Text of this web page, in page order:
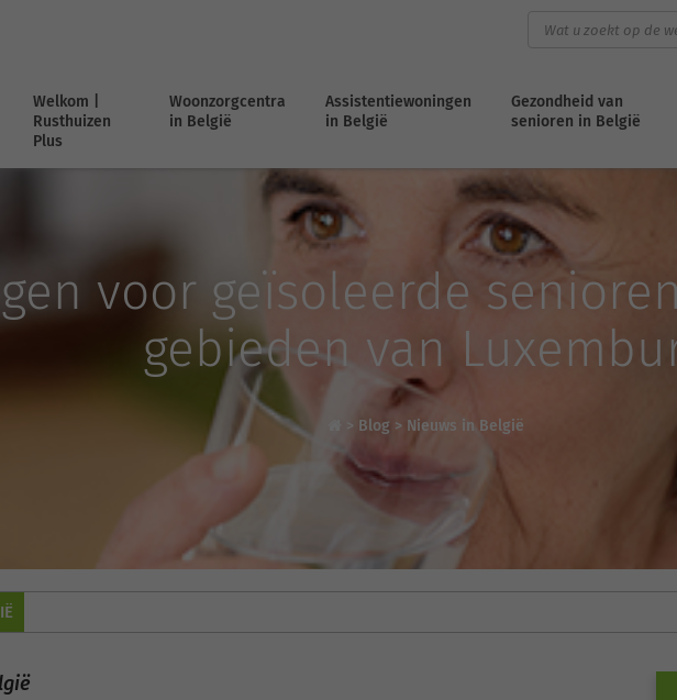
Welkom |
Rusthuizen
Plus
Woonzorgcentra
in België
Assistentiewoningen
in België
Gezondheid van
senioren in België
voor geïsoleerde
gebieden van
> Blog > Nieuws in België